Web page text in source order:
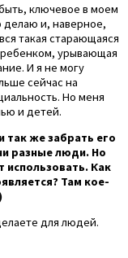
ключевое в моем
делаю и, наверное,
такая старающаяся
урывающая
И я не могу
сейчас на
Но меня
и детей.
так же забрать его
разные люди. Но
использовать. Как
Там кое-
для людей.